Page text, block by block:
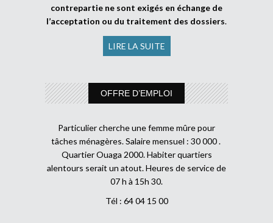
contrepartie ne sont exigés en échange de
l’acceptation ou du traitement des dossiers.
LIRE LA SUITE
OFFRE D’EMPLOI
Particulier cherche une femme mûre pour
tâches ménagères. Salaire mensuel : 30 000 .
Quartier Ouaga 2000. Habiter quartiers
alentours serait un atout. Heures de service de
07 h à 15h 30.
Tél : 64 04 15 00